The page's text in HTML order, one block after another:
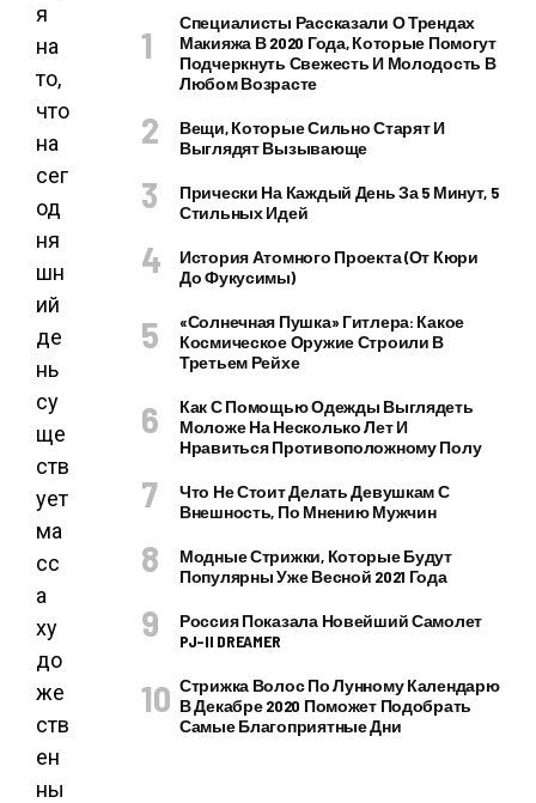
я
на
то,
что
на
сег
од
ня
шн
ий
де
нь
су
ще
ств
ует
ма
сс
а
ху
до
же
ств
ен
ны
Специалисты Рассказали О Трендах
Макияжа В 2020 Года, Которые Помогут
Подчеркнуть Свежесть И Молодость В
Любом Возрасте
Вещи, Которые Сильно Старят И
Выглядят Вызывающе
Прически На Каждый День За 5 Минут, 5
Стильных Идей
История Атомного Проекта (от Кюри
До Фукусимы)
«Солнечная Пушка» Гитлера: Какое
Космическое Оружие Строили В
Третьем Рейхе
Как С Помощью Одежды Выглядеть
Моложе На Несколько Лет И
Нравиться Противоположному Полу
Что Не Стоит Делать Девушкам С
Внешность, По Мнению Мужчин
Модные Стрижки, Которые Будут
Популярны Уже Весной 2021 Года
Россия Показала Новейший Самолет
PJ–II DREAMER
Стрижка Волос По Лунному Календарю
В Декабре 2020 Поможет Подобрать
Самые Благоприятные Дни